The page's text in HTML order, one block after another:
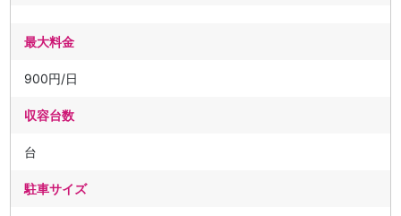
最大料金
900円/日
収容台数
台
駐車サイズ